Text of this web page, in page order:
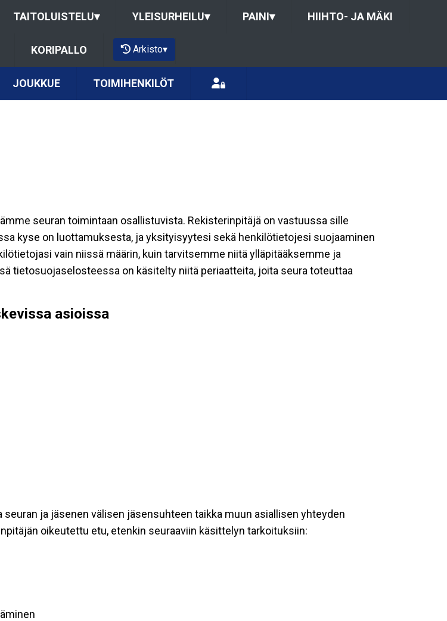
TAITOLUISTELU▾ YLEISURHEILU▾ PAINI▾ HIIHTO- JA MÄKI
KORIPALLO Arkisto▾
JOUKKUE TOIMIHENKILÖT
seuran toimintaan osallistuvista. Rekisterinpitäjä on vastuussa sille
kyse on luottamuksesta, ja yksityisyytesi sekä henkilötietojesi suojaaminen
vain niissä määrin, kuin tarvitsemme niitä ylläpitääksemme ja
tietosuojaselosteessa on käsitelty niitä periaatteita, joita seura toteuttaa
asioissa
ja jäsenen välisen jäsensuhteen taikka muun asiallisen yhteyden
oikeutettu etu, etenkin seuraaviin käsittelyn tarkoituksiin: